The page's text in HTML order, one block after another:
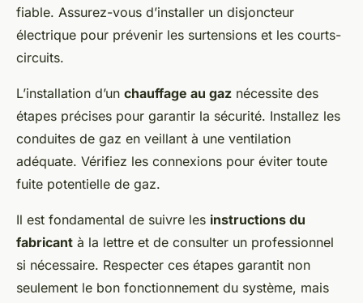
fiable. Assurez-vous d’installer un disjoncteur
électrique pour prévenir les surtensions et les courts-
circuits.
L’installation d’un chauffage au gaz nécessite des
étapes précises pour garantir la sécurité. Installez les
conduites de gaz en veillant à une ventilation
adéquate. Vérifiez les connexions pour éviter toute
fuite potentielle de gaz.
Il est fondamental de suivre les instructions du
fabricant à la lettre et de consulter un professionnel
si nécessaire. Respecter ces étapes garantit non
seulement le bon fonctionnement du système, mais